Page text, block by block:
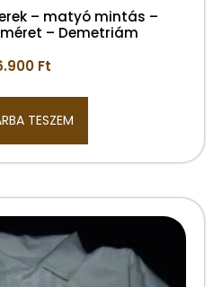
– matyó mintás –
– Demetriám
Ft
TESZEM